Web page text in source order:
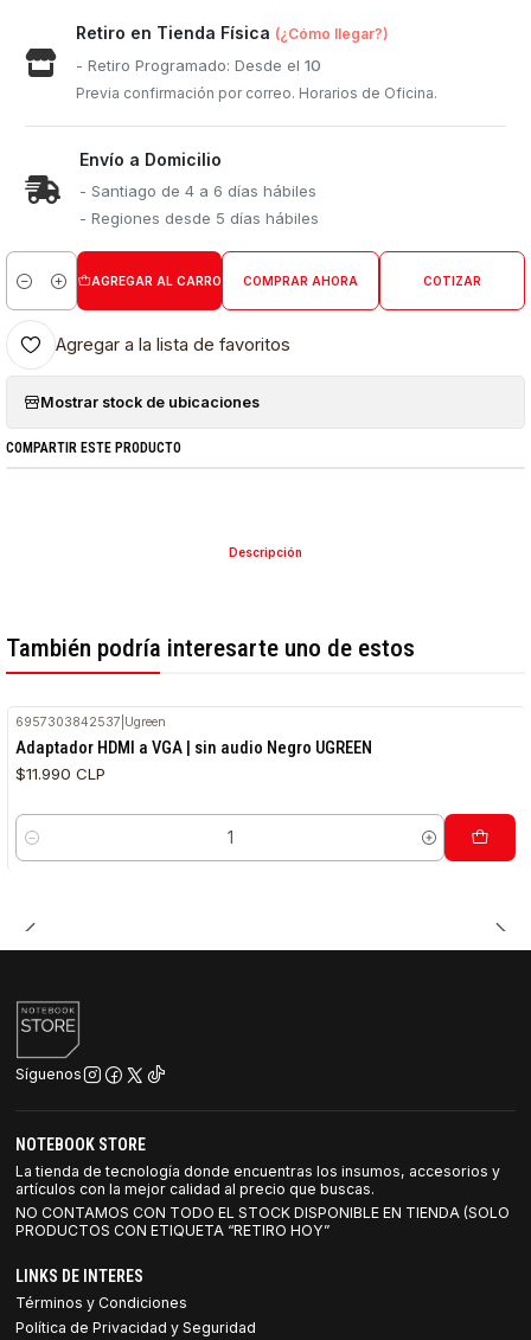
Retiro en Tienda Física (¿Cómo llegar?)
- Retiro Programado: Desde el10
Previa confirmación por correo. Horarios de Oficina.
Envío a Domicilio
- Santiago de 4 a 6 días hábiles
- Regiones desde 5 días hábiles
Cantidad
AGREGAR AL CARRO COMPRAR AHORA COTIZAR
Agregar a la lista de favoritos
Mostrar stock de ubicaciones
COMPARTIR ESTE PRODUCTO
Descripción
También podría interesarte uno de estos
6957303842537 Ugreen
Adaptador HDMI a VGA | sin audio Negro UGREEN
$11.990 CLP
Cantidad
Síguenos
NOTEBOOK STORE
La tienda de tecnología donde encuentras los insumos, accesorios y
artículos con la mejor calidad al precio que buscas.
NO CONTAMOS CON TODO EL STOCK DISPONIBLE EN TIENDA (SOLO
PRODUCTOS CON ETIQUETA “RETIRO HOY”
LINKS DE INTERES
Términos y Condiciones
Política de Privacidad y Seguridad